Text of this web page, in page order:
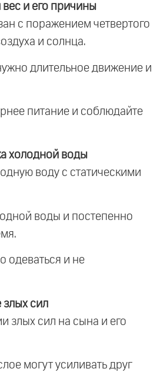
и его причины
с поражением четвертого
и солнца.
длительное движение и
питание и соблюдайте
холодной воды
воду с статическими
воды и постепенно
одеваться и не
злых сил
злых сил на сына и его
могут усиливать друг